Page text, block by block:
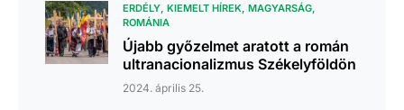
ERDÉLY KIEMELT HÍREK MAGYARSÁG
ROMÁNIA
Újabb győzelmet aratott a román
ultranacionalizmus Székelyföldön
2024. április 25.